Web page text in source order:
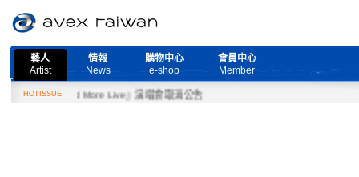
藝人
Artist
情報
News
購物中心
e-shop
會員中心
Member
HOTISSUE
『Need More Live』演唱會取消公告